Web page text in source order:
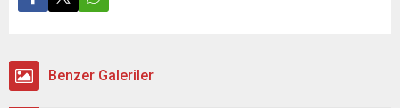
Benzer Galeriler